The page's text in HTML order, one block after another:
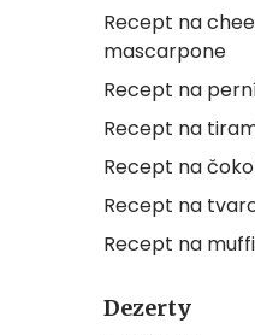
Recept na
mascarpone
Recept na
Recept na
Recept na
Recept na
Recept na
Dezerty